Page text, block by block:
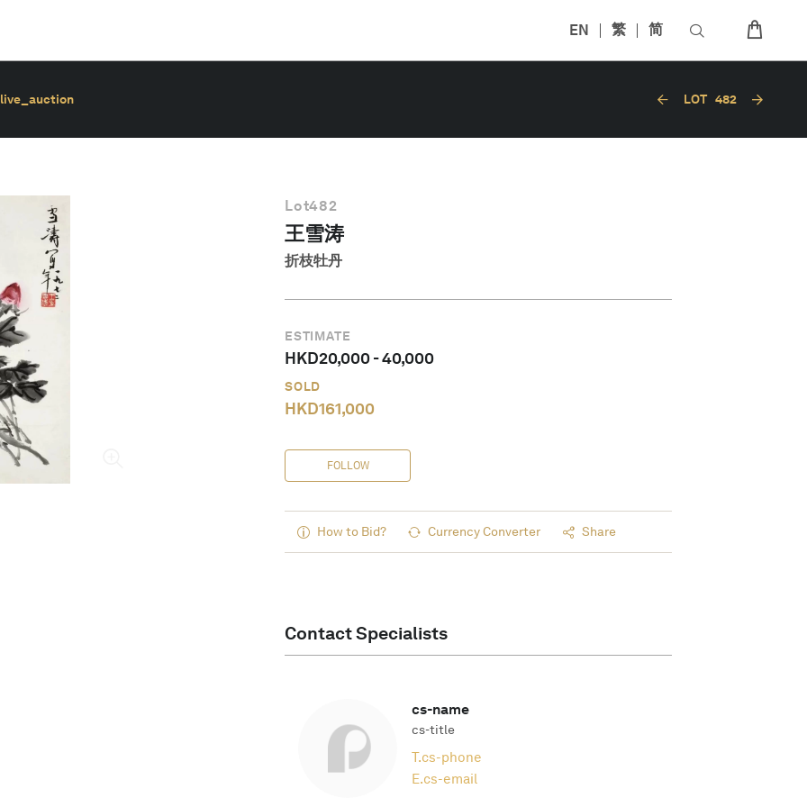
EN 繁 简
live_auction LOT 482
Lot482
王雪涛
折枝牡丹
ESTIMATE
HKD20,000-40,000
SOLD
HKD161,000
FOLLOW
How to Bid? Currency Converter Share
Contact Specialists
cs-name
cs-title
T.cs-phone
E.cs-email